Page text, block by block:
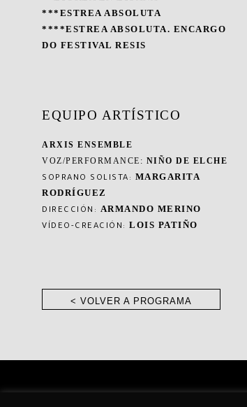
***ESTREA ABSOLUTA
****ESTREA ABSOLUTA. ENCARGO
DO FESTIVAL RESIS
EQUIPO ARTÍSTICO
ARXIS ENSEMBLE
VOZ/PERFORMANCE: NIÑO DE ELCHE
SOPRANO SOLISTA: MARGARITA
RODRÍGUEZ
DIRECCIÓN: ARMANDO MERINO
VÍDEO-CREACIÓN: LOIS PATIÑO
< VOLVER A PROGRAMA